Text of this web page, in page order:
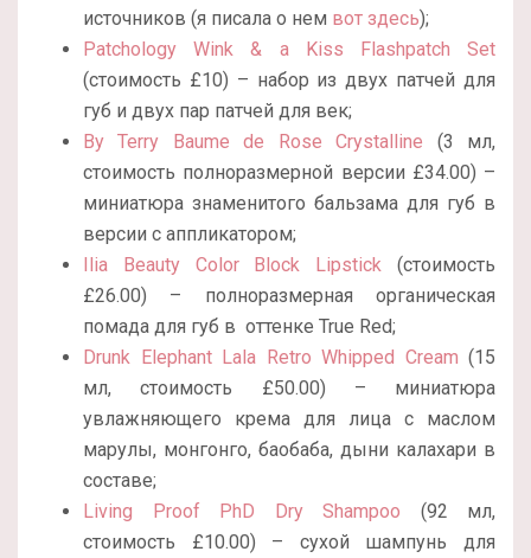
источников (я писала о нем вот здесь);
Patchology Wink & a Kiss Flashpatch Set
(стоимость £10) – набор из двух патчей для
губ и двух пар патчей для век;
By Terry Baume de Rose Crystalline (3 мл,
стоимость полноразмерной версии £34.00) –
миниатюра знаменитого бальзама для губ в
версии с аппликатором;
Ilia Beauty Color Block Lipstick (стоимость
£26.00) – полноразмерная органическая
помада для губ в оттенке True Red;
Drunk Elephant Lala Retro Whipped Cream (15
мл, стоимость £50.00) – миниатюра
увлажняющего крема для лица с маслом
марулы, монгонго, баобаба, дыни калахари в
составе;
Living Proof PhD Dry Shampoo (92 мл,
стоимость £10.00) – сухой шампунь для